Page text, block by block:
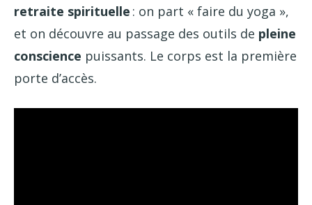
retraite spirituelle : on part « faire du yoga »,
et on découvre au passage des outils de pleine
conscience puissants. Le corps est la première
porte d’accès.